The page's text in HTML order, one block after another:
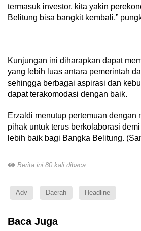
termasuk investor, kita yakin
Belitung bisa bangkit kembali,”
Kunjungan ini diharapkan dapat
yang lebih luas antara pemerintah
sehingga berbagai aspirasi dan
dapat terakomodasi dengan baik.
Erzaldi menutup pertemuan dengan
pihak untuk terus berkolaborasi
lebih baik bagi Bangka Belitung.
Berita ini 80 kali dibaca
Adv Daerah Headline
Baca Juga